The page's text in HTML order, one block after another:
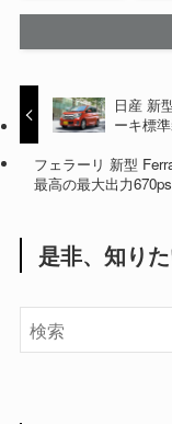
日産 新
ーキ標
フェラーリ 新型
最高の最大出力
是非、知り